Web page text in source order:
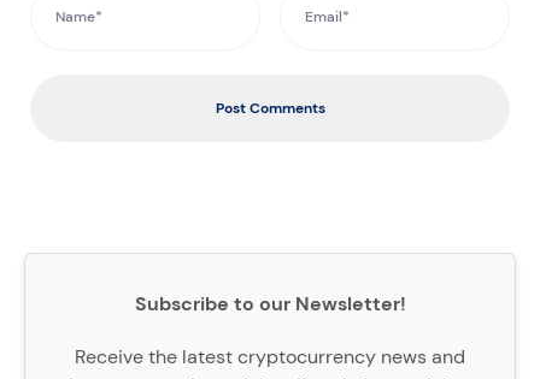
Post Comments
Subscribe to our Newsletter!
Receive the latest cryptocurrency news and